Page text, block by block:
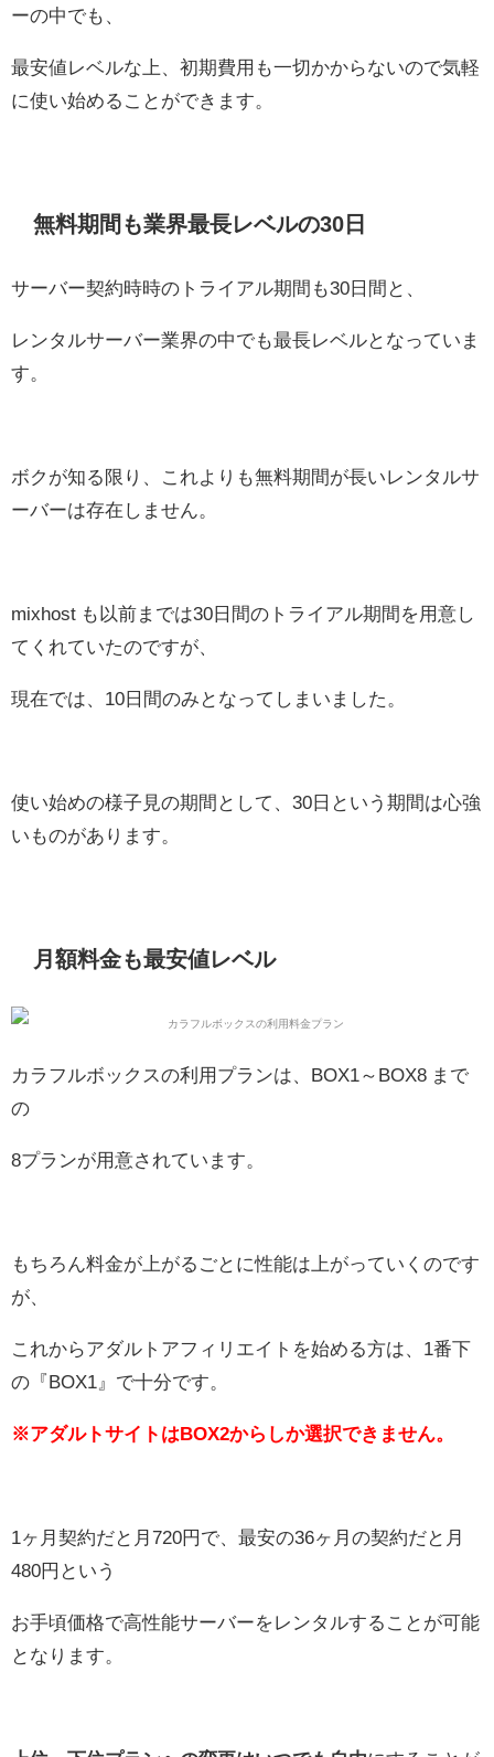
ーの中でも、
最安値レベルな上、初期費用も一切かからないので気軽
に使い始めることができます。
無料期間も業界最長レベルの30日
サーバー契約時時のトライアル期間も30日間と、
レンタルサーバー業界の中でも最長レベルとなっていま
す。
ボクが知る限り、これよりも無料期間が長いレンタルサ
ーバーは存在しません。
mixhost も以前までは30日間のトライアル期間を用意し
てくれていたのですが、
現在では、10日間のみとなってしまいました。
使い始めの様子見の期間として、30日という期間は心強
いものがあります。
月額料金も最安値レベル
カラフルボックスの利用プランは、BOX1～BOX8 まで
の
8プランが用意されています。
もちろん料金が上がるごとに性能は上がっていくのです
が、
これからアダルトアフィリエイトを始める方は、1番下
の『BOX1』で十分です。
※アダルトサイトはBOX2からしか選択できません。
1ヶ月契約だと月720円で、最安の36ヶ月の契約だと月
480円という
お手頃価格で高性能サーバーをレンタルすることが可能
となります。